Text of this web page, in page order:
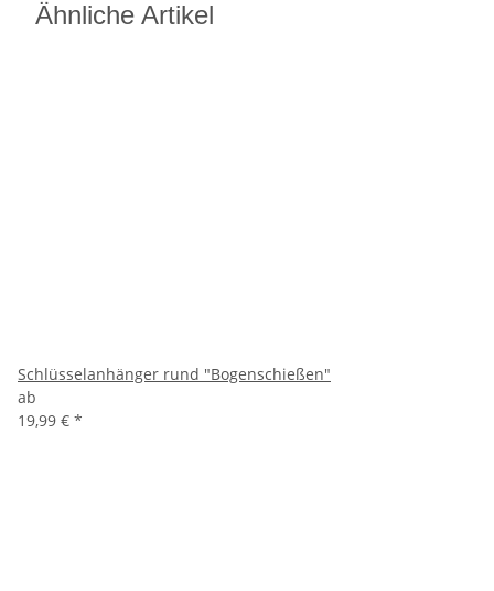
Ähnliche Artikel
Schlüsselanhänger rund "Bogenschießen"
ab
19,99 € *